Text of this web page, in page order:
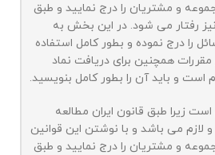
و مشتریان را درج نمایید و طبق
نیز رفتار می شود. در این بخش به
را درج نموده و بطور کامل استفاده
همچنین برای دریافت نماد
است و باید آن را بطور کامل بنویسید.
است زیرا طبق قانون ایران مطالعه
می باشد و با نوشتن این قوانین
و مشتریان را درج نمایید و طبق